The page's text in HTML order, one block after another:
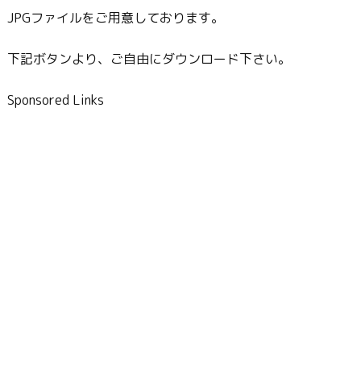
JPGファイルをご用意しております。
下記ボタンより、ご自由にダウンロード下さい。
Sponsored Links